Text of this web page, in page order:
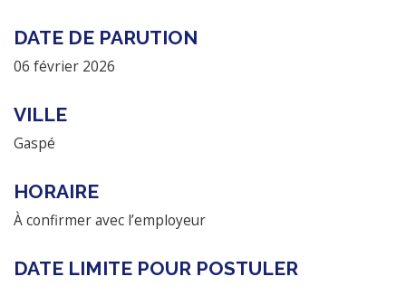
DATE DE PARUTION
06 février 2026
VILLE
Gaspé
HORAIRE
À confirmer avec l’employeur
DATE LIMITE POUR POSTULER